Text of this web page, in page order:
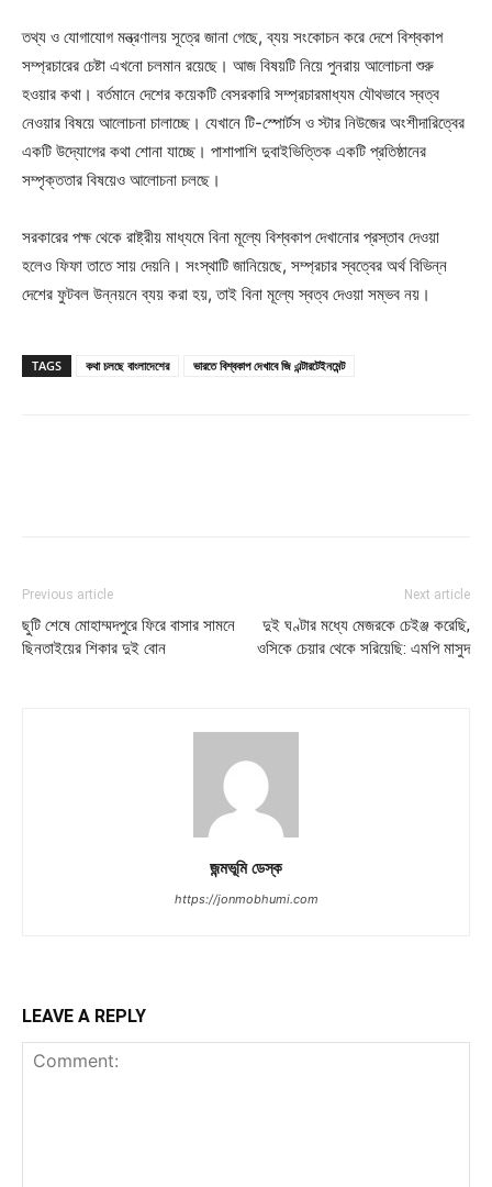
তথ্য ও যোগাযোগ মন্ত্রণালয় সূত্রে জানা গেছে, ব্যয় সংকোচন করে দেশে বিশ্বকাপ
সম্প্রচারের চেষ্টা এখনো চলমান রয়েছে। আজ বিষয়টি নিয়ে পুনরায় আলোচনা শুরু
হওয়ার কথা। বর্তমানে দেশের কয়েকটি বেসরকারি সম্প্রচারমাধ্যম যৌথভাবে স্বত্ব
নেওয়ার বিষয়ে আলোচনা চালাচ্ছে। যেখানে টি-স্পোর্টস ও স্টার নিউজের অংশীদারিত্বের
একটি উদ্যোগের কথা শোনা যাচ্ছে। পাশাপাশি দুবাইভিত্তিক একটি প্রতিষ্ঠানের
সম্পৃক্ততার বিষয়েও আলোচনা চলছে।
সরকারের পক্ষ থেকে রাষ্ট্রীয় মাধ্যমে বিনা মূল্যে বিশ্বকাপ দেখানোর প্রস্তাব দেওয়া
হলেও ফিফা তাতে সায় দেয়নি। সংস্থাটি জানিয়েছে, সম্প্রচার স্বত্বের অর্থ বিভিন্ন
দেশের ফুটবল উন্নয়নে ব্যয় করা হয়, তাই বিনা মূল্যে স্বত্ব দেওয়া সম্ভব নয়।
TAGS কথা চলছে বাংলাদেশের ভারতে বিশ্বকাপ দেখাবে জি এন্টারটেইনমেন্ট
Previous article
ছুটি শেষে মোহাম্মদপুরে ফিরে বাসার সামনে
ছিনতাইয়ের শিকার দুই বোন
Next article
দুই ঘণ্টার মধ্যে মেজরকে চেইঞ্জ করেছি,
ওসিকে চেয়ার থেকে সরিয়েছি: এমপি মাসুদ
জন্মভূমি ডেস্ক
https://jonmobhumi.com
LEAVE A REPLY